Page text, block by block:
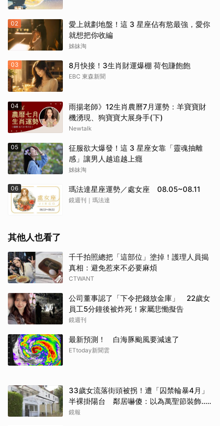
02
愛上就劃地盤！這 3 星座佔有慾最強，愛你
就想把你收編
姊妹淘
03 8月快接！3生肖財運爆棚 荷包賺飽飽
EBC 東森新聞
04
雨揚老師》12生肖農曆7月運勢：羊寶寶財
機湧現、狗寶寶大展身手(下)
Newtalk
05
征服欲大爆發！這 3 星座女靠「靈魂抽離
感」讓男人越追越上癮
姊妹淘
06 瑪法達星座運勢／處女座 08.05~08.11
鏡週刊｜瑪法達
其他人也看了
千千拍照總把「這部位」塗掉！護理人員揭
真相：避免惹來不必要麻煩
CTWANT
公司董事認了「下令把錢放金庫」 22歲女
員工5分鐘後被炸死！家屬悲慟擬告
鏡週刊
最新預測！ 白海豚颱風要減速了
ETtoday新聞雲
33歲女流落街頭被拐！遭「囚禁輪暴4月」
半裸掛陽台 鄰居嚇傻：以為萬聖節裝飾...
主謀竟與妻小同住
鏡報